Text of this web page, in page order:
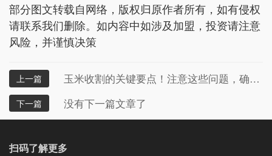
部分图文转载自网络，版权归原作者所有，如有侵权
请联系我们删除。如内容中如涉及加盟，投资请注意
风险，并谨慎决策
上一篇 玉米收割的关键要点！注意这些问题，确保丰收无忧！
下一篇 没有下一篇文章了
扫码了解更多